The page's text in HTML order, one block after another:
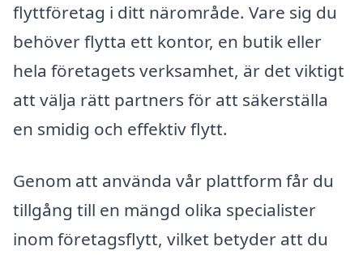
flyttföretag i ditt närområde. Vare sig du
behöver flytta ett kontor, en butik eller
hela företagets verksamhet, är det viktigt
att välja rätt partners för att säkerställa
en smidig och effektiv flytt.
Genom att använda vår plattform får du
tillgång till en mängd olika specialister
inom företagsflytt, vilket betyder att du